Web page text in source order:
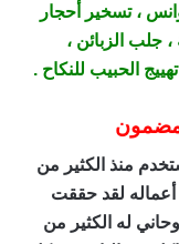
، تسخير أحجار
جلب الزبائن ،
الحبيب للنكاح .
منذ الكثير من
أعماله لقد حققت
له الكثير من